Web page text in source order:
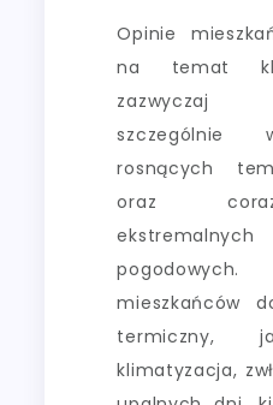
Opinie
na temat
zazwyczaj
szczególnie
rosnących
oraz
mieszkańców
termiczny,
klimatyzacja,